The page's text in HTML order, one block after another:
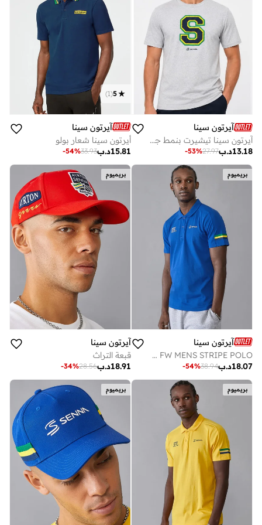
آيرتون سينا
آيرتون سينا تيشيرت بنمط جامعي
د.ب13.18
27.97
-53%
5
(
1
)
آيرتون سينا
أيرتون سينا شعار بولو
د.ب15.81
33.93
-54%
بريميوم
آيرتون سينا
AS FW MENS STRIPE POLO
د.ب18.07
38.94
-54%
بريميوم
آيرتون سينا
قبعة التراث
د.ب18.91
28.56
-34%
بريميوم بريميوم